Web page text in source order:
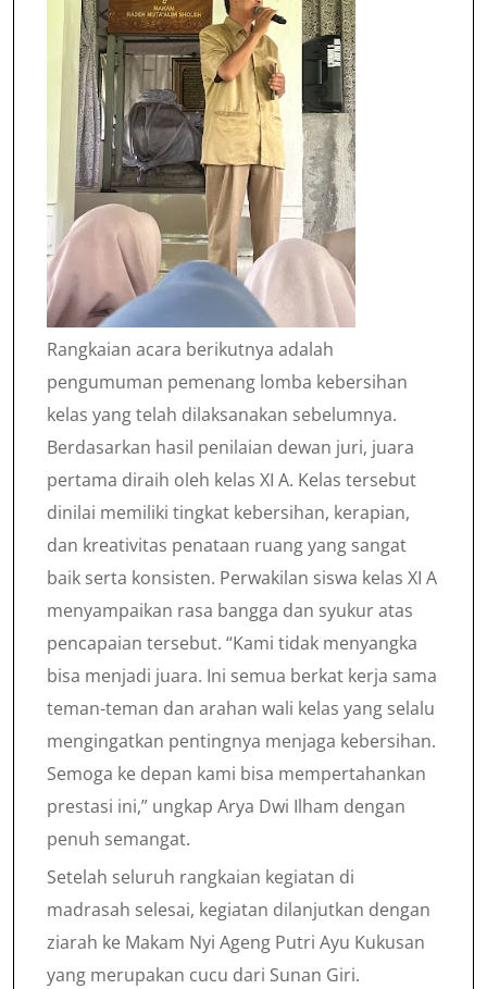
Rangkaian acara berikutnya adalah
pengumuman pemenang lomba kebersihan
kelas yang telah dilaksanakan sebelumnya.
Berdasarkan hasil penilaian dewan juri, juara
pertama diraih oleh kelas XI A. Kelas tersebut
dinilai memiliki tingkat kebersihan, kerapian,
dan kreativitas penataan ruang yang sangat
baik serta konsisten. Perwakilan siswa kelas XI A
menyampaikan rasa bangga dan syukur atas
pencapaian tersebut. “Kami tidak menyangka
bisa menjadi juara. Ini semua berkat kerja sama
teman-teman dan arahan wali kelas yang selalu
mengingatkan pentingnya menjaga kebersihan.
Semoga ke depan kami bisa mempertahankan
prestasi ini,” ungkap Arya Dwi Ilham dengan
penuh semangat.
Setelah seluruh rangkaian kegiatan di
madrasah selesai, kegiatan dilanjutkan dengan
ziarah ke Makam Nyi Ageng Putri Ayu Kukusan
yang merupakan cucu dari Sunan Giri.